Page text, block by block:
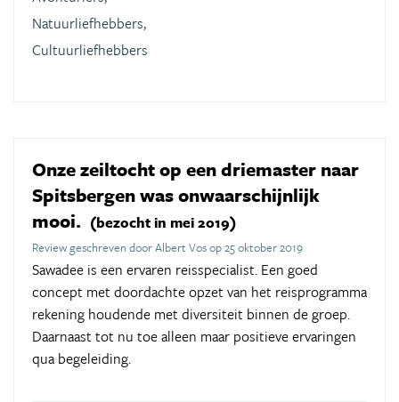
Natuurliefhebbers,
Cultuurliefhebbers
Onze zeiltocht op een driemaster naar
Spitsbergen was onwaarschijnlijk
mooi. (bezocht in mei 2019)
Review geschreven door Albert Vos op 25 oktober 2019
Sawadee is een ervaren reisspecialist. Een goed
concept met doordachte opzet van het reisprogramma
rekening houdende met diversiteit binnen de groep.
Daarnaast tot nu toe alleen maar positieve ervaringen
qua begeleiding.